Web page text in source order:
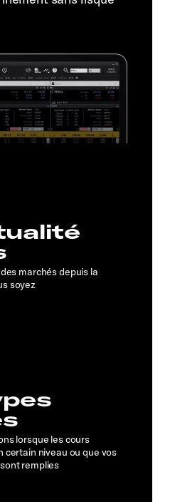
marchés depuis la
soyez
lorsque les cours
niveau ou que vos
remplies